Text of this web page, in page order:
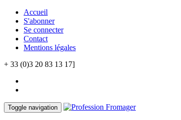
Accueil
S'abonner
Se connecter
Contact
Mentions légales
+ 33 (0)3 20 83 13 17]
Toggle navigation